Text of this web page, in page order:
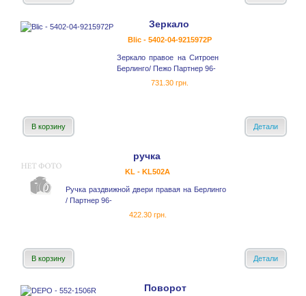
Зеркало
Blic - 5402-04-9215972P
Зеркало правое на Ситроен
Берлинго/ Пежо Партнер 96-
731.30 грн.
В корзину Детали
ручка
KL - KL502A
Ручка раздвижной двери правая на Берлинго
/ Партнер 96-
422.30 грн.
В корзину Детали
Поворот